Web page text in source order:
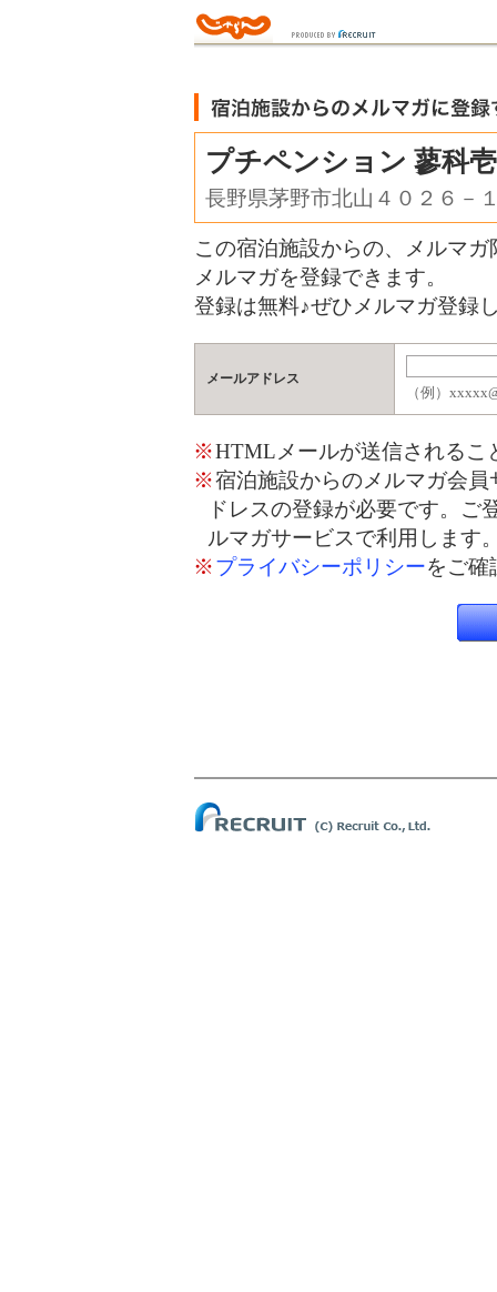
プチペンション 蓼科
長野県茅野市北山４０２６－
この宿泊施設からの、メルマ
メルマガを登録できます。
登録は無料♪ぜひメルマガ登録
メールアドレス
（例）
※HTMLメールが送信されるこ
※宿泊施設からのメルマガ会
ドレスの登録が必要です。ご
ルマガサービスで利用します
※プライバシーポリシーをご確